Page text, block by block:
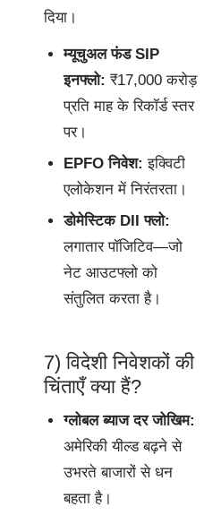
दिया।
म्यूचुअल फंड SIP
इनफ्लो: ₹17,000 करोड़
प्रति माह के रिकॉर्ड स्तर
पर।
EPFO निवेश: इक्विटी
एलोकेशन में निरंतरता।
डोमेस्टिक DII फ्लो:
लगातार पॉजिटिव—जो
नेट आउटफ्लो को
संतुलित करता है।
7) विदेशी निवेशकों की
चिंताएँ क्या हैं?
ग्लोबल ब्याज दर जोखिम:
अमेरिकी यील्ड बढ़ने से
उभरते बाजारों से धन
बहता है।